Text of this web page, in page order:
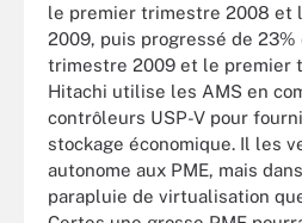
le premier trimestre 2008 et
2009, puis progressé de
trimestre 2009 et le premier
Hitachi utilise les AMS en
contrôleurs USP-V pour
stockage économique. Il les
autonome aux PME, mais
parapluie de virtualisation